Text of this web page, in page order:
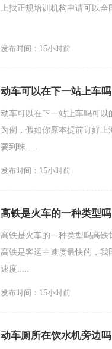
上找正规培训机构申请可以
发布时间：15小时前
动车可以在下一站上车吗
动车可以在下一站上车吗可
为例，假如你原本提前订好
要到珠.....
发布时间：15小时前
高铁是火车的一种类型吗
高铁是火车的一种类型吗高
高铁是客运中速度最快的，
速度.....
发布时间：15小时前
动车厕所在饮水机旁边吗